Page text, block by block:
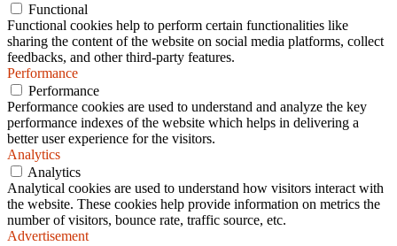
Functional
Functional cookies help to perform certain functionalities like
sharing the content of the website on social media platforms, collect
feedbacks, and other third-party features.
Performance
Performance
Performance cookies are used to understand and analyze the key
performance indexes of the website which helps in delivering a
better user experience for the visitors.
Analytics
Analytics
Analytical cookies are used to understand how visitors interact with
the website. These cookies help provide information on metrics the
number of visitors, bounce rate, traffic source, etc.
Advertisement